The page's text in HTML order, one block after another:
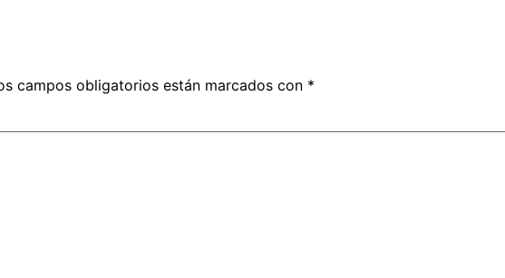
campos obligatorios están marcados con *